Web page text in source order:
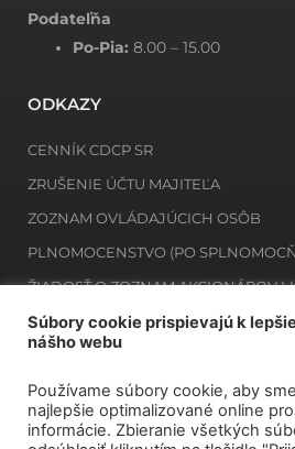
Podateľňa
Po-Pia:8.00 – 15.00
ODKAZY
CENNÍK CDCP SR
ZRUŠENIE ÚČTU MAJITEĽA
ZOZNAM OVLÁDAJÚCICH OSÔB
PLNOMOCENSTVO (PO
ŽIADOSŤ O ZOZNAM AKCIONÁROV
ŽIADOSŤ O ZOZNAM MAJITEĽOV
NEWSLETTER
Súbory cookie prispievajú k
nášho webu
Používame súbory cookie, aby
najlepšie optimalizované online
informácie. Zbieranie všetkých